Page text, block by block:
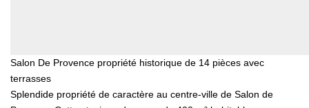
Salon De Provence propriété historique de 14 pièces avec
terrasses
Splendide propriété de caractère au centre-ville de Salon de